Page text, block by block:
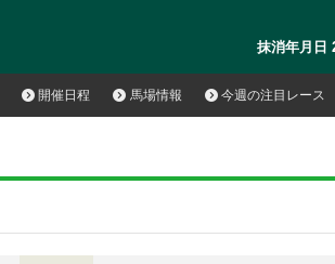
抹消年月日
開催日程 馬場情報 今週の注目レース